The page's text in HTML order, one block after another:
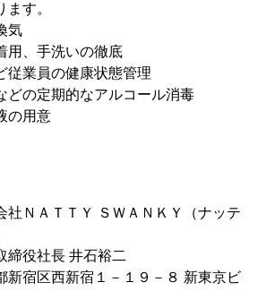
す。
気
用、手洗いの徹底
従業員の健康状態管理
どの定期的なアルコール消毒
の用意
ＡＴＴＹ ＳＷＡＮＫＹ（ナッテ
社長 井石裕二
新宿区西新宿１－１９－８ 新東京ビ